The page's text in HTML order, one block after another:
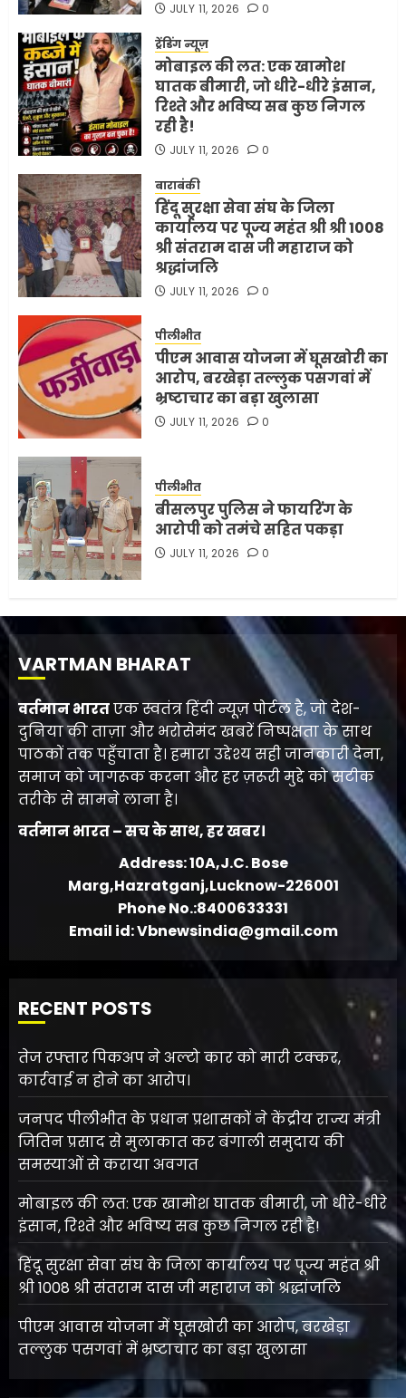
JULY 11, 2026 0
ट्रेंडिंग न्यूज़
मोबाइल की लत: एक खामोश
घातक बीमारी, जो धीरे-धीरे इंसान,
रिश्ते और भविष्य सब कुछ निगल
रही है!
JULY 11, 2026 0
बाराबंकी
हिंदू सुरक्षा सेवा संघ के जिला
कार्यालय पर पूज्य महंत श्री श्री 1008
श्री संतराम दास जी महाराज को
श्रद्धांजलि
JULY 11, 2026 0
पीलीभीत
पीएम आवास योजना में घूसखोरी का
आरोप, बरखेड़ा तल्लुक पसगवां में
भ्रष्टाचार का बड़ा खुलासा
JULY 11, 2026 0
पीलीभीत
बीसलपुर पुलिस ने फायरिंग के
आरोपी को तमंचे सहित पकड़ा
JULY 11, 2026 0
VARTMAN BHARAT
वर्तमान भारतएक स्वतंत्र हिंदी न्यूज़ पोर्टल है, जो देश-
दुनिया की ताज़ा और भरोसेमंद खबरें निष्पक्षता के साथ
पाठकों तक पहुँचाता है। हमारा उद्देश्य सही जानकारी देना,
समाज को जागरूक करना और हर ज़रूरी मुद्दे को सटीक
तरीके से सामने लाना है।
वर्तमान भारत – सच के साथ, हर खबर।
Address: 10A,J.C. Bose
Marg,Hazratganj,Lucknow-226001
Phone No.:8400633331
Email id: Vbnewsindia@gmail.com
RECENT POSTS
तेज रफ्तार पिकअप ने अल्टो कार को मारी टक्कर,
कार्रवाई न होने का आरोप।
जनपद पीलीभीत के प्रधान प्रशासकों ने केंद्रीय राज्य मंत्री
जितिन प्रसाद से मुलाकात कर बंगाली समुदाय की
समस्याओं से कराया अवगत
मोबाइल की लत: एक खामोश घातक बीमारी, जो धीरे-धीरे
इंसान, रिश्ते और भविष्य सब कुछ निगल रही है!
हिंदू सुरक्षा सेवा संघ के जिला कार्यालय पर पूज्य महंत श्री
श्री 1008 श्री संतराम दास जी महाराज को श्रद्धांजलि
पीएम आवास योजना में घूसखोरी का आरोप, बरखेड़ा
तल्लुक पसगवां में भ्रष्टाचार का बड़ा खुलासा